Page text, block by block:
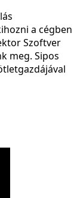
a cégben
Szoftver
meg. Sipos